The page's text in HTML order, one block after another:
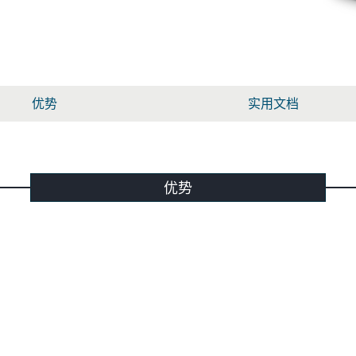
优势 实用文档
优势